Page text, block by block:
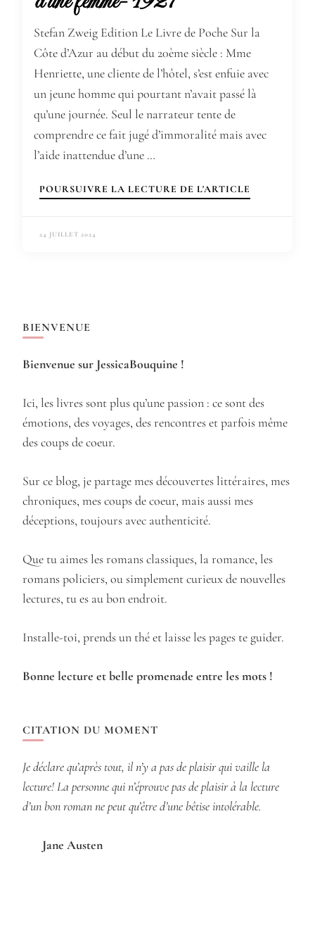
Stefan Zweig Edition Le Livre de Poche Sur la
Côte d’Azur au début du 20ème siècle : Mme
Henriette, une cliente de l’hôtel, s’est enfuie avec
un jeune homme qui pourtant n’avait passé là
qu’une journée. Seul le narrateur tente de
comprendre ce fait jugé d’immoralité mais avec
l’aide inattendue d’une …
POURSUIVRE LA LECTURE DE L'ARTICLE
24 JUILLET 2024
BIENVENUE
Bienvenue sur JessicaBouquine !
Ici, les livres sont plus qu’une passion : ce sont des
émotions, des voyages, des rencontres et parfois même
des coups de coeur.
Sur ce blog, je partage mes découvertes littéraires, mes
chroniques, mes coups de coeur, mais aussi mes
déceptions, toujours avec authenticité.
Que tu aimes les romans classiques, la romance, les
romans policiers, ou simplement curieux de nouvelles
lectures, tu es au bon endroit.
Installe-toi, prends un thé et laisse les pages te guider.
Bonne lecture et belle promenade entre les mots !
CITATION DU MOMENT
Je déclare qu’après tout, il n’y a pas de plaisir qui vaille la
lecture! La personne qui n’éprouve pas de plaisir à la lecture
d’un bon roman ne peut qu’être d’une bêtise intolérable.
Jane Austen